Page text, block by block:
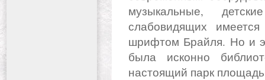
музыкальные,
слабовидящих
шрифтом Брайля. Но и
была исконно
настоящий парк